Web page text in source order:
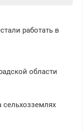
работать в
области